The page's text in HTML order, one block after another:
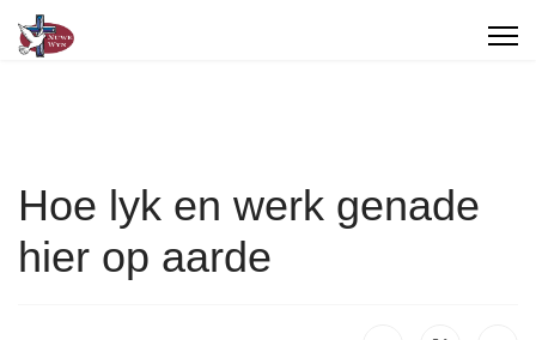
Hoe lyk en werk genade
hier op aarde